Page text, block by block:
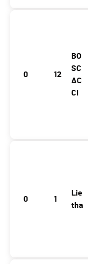
0 12
BO
SC
AC
CI
0 1
Lie
tha